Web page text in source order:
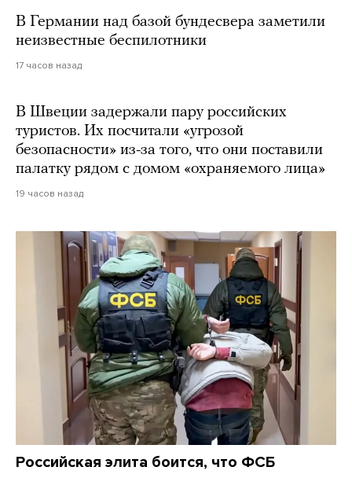
В Германии над базой бундесвера заметили
неизвестные беспилотники
17 часов назад
В Швеции задержали пару российских
туристов. Их посчитали «угрозой
безопасности» из-за того, что они поставили
палатку рядом с домом «охраняемого лица»
19 часов назад
Российская элита боится, что ФСБ